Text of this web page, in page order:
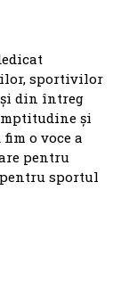
sportivilor
din întreg
și
o voce a
pentru
sportul